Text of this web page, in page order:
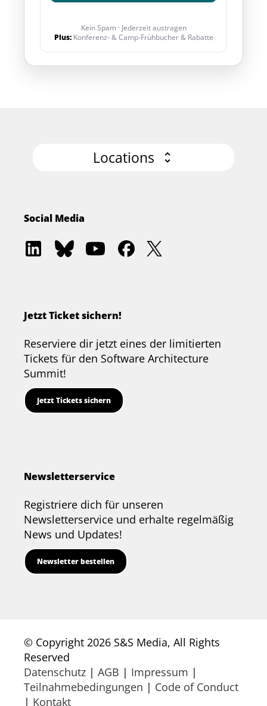
Kein Spam · Jederzeit austragen
Plus:Konferenz- & Camp-Frühbucher & Rabatte
Locations
Social Media
Software
Architecture
Software
Architecture
Software
Architecture
Software
Architecture
Jetzt Ticket sichern!
Reserviere dir jetzt eines der limitierten
Tickets für den Software Architecture
Summit!
Jetzt Tickets sichern
Newsletterservice
Registriere dich für unseren
Newsletterservice und erhalte regelmäßig
News und Updates!
Newsletter bestellen
© Copyright 2026 S&S Media, All Rights
Reserved
Datenschutz | AGB | Impressum |
Teilnahmebedingungen | Code of Conduct
| Kontakt